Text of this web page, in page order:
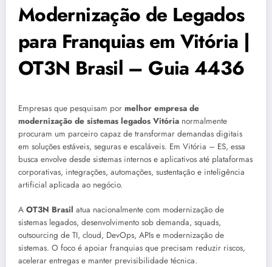
Modernização de Legados
para Franquias em Vitória |
OT3N Brasil – Guia 4436
Empresas que pesquisam por melhor empresa de
modernização de sistemas legados Vitória normalmente
procuram um parceiro capaz de transformar demandas digitais
em soluções estáveis, seguras e escaláveis. Em Vitória – ES, essa
busca envolve desde sistemas internos e aplicativos até plataformas
corporativas, integrações, automações, sustentação e inteligência
artificial aplicada ao negócio.
A OT3N Brasil atua nacionalmente com modernização de
sistemas legados, desenvolvimento sob demanda, squads,
outsourcing de TI, cloud, DevOps, APIs e modernização de
sistemas. O foco é apoiar franquias que precisam reduzir riscos,
acelerar entregas e manter previsibilidade técnica.